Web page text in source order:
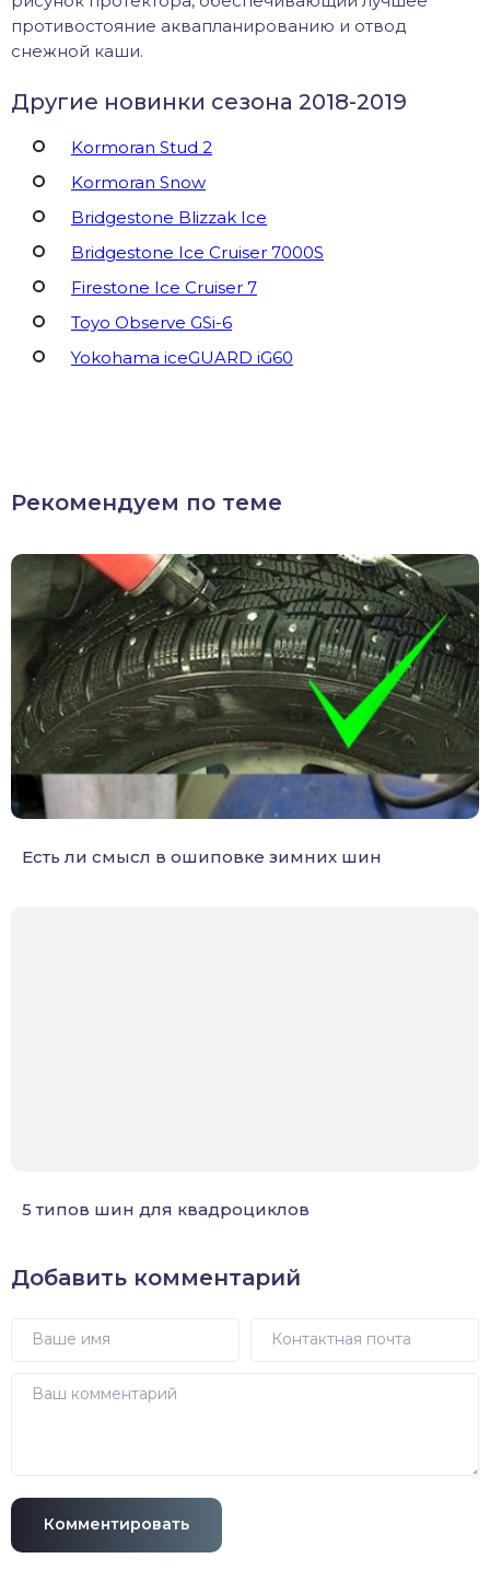
противостояние аквапланированию и отвод
снежной каши.
Другие новинки сезона 2018-2019
Kormoran Stud 2
Kormoran Snow
Bridgestone Blizzak Ice
Bridgestone Ice Cruiser 7000S
Firestone Ice Cruiser 7
Toyo Observe GSi-6
Yokohama iceGUARD iG60
Рекомендуем по теме
Есть ли смысл в ошиповке зимних шин
5 типов шин для квадроциклов
Добавить комментарий
Комментировать